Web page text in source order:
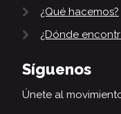
¿Qué hacemos?
¿Dónde
Síguenos
Únete al